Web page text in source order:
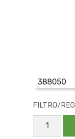
388050
FILTRO/
FILTRO/
EXPERT
cantidad